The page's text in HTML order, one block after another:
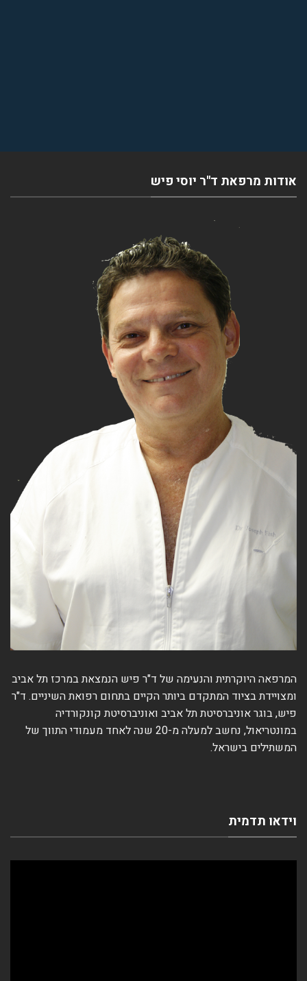
אודות מרפאת ד''ר יוסי פיש
המרפאה היוקרתית והנעימה של ד"ר פיש הנמצאת במרכז תל אביב
ומצויידת בציוד המתקדם ביותר הקיים בתחום רפואת השיניים. ד"ר
פיש, בוגר אוניברסיטת תל אביב ואוניברסיטת קונקורדיה
במונטריאול, נחשב למעלה מ-20 שנה לאחד מעמודי התווך של
המשתילים בישראל.
וידאו תדמית